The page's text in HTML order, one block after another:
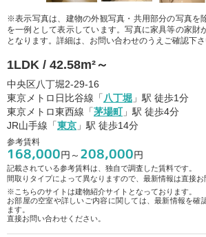
※表示写真は、建物の外観写真・共用部分の写真を
を一例として表示しています。写真に家具等の家財
となります。詳細は、お問い合わせのうえご確認下さ
1LDK / 42.58m²～
中央区八丁堀2-29-16
東京メトロ日比谷線「 八丁堀 」駅 徒歩1分
東京メトロ東西線「茅場町」駅 徒歩4分
JR山手線「東京 」駅 徒歩14分
参考賃料
168,000円～ 208,000円
記載されている参考賃料は、独自で調査した賃料です。
間取りタイプによって異なりますので、最新情報は直接お
※こちらのサイトは建物紹介サイトとなっております。
お部屋の空室や詳しいご内容に関しては、最新情報を確
ます。
直接お問い合わせください。